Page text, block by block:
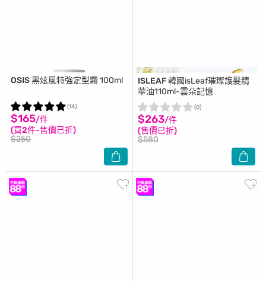
OSIS黑炫風特強定型霧 100ml
$165/件
(買2件-售價已折)
$250
(14)
ISLEAF韓國isLeaf璀璨護髮精
華油110ml-雲朵記憶
$263/件
(售價已折)
$580
(0)